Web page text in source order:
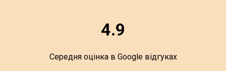
4.9
Середня оцінка в Google відгуках